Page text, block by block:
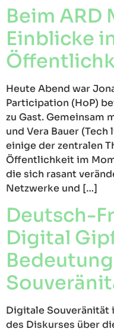
Beim ARD
Einblicke
Heute Abend war
Participation (HoP)
zu Gast. Gemeinsam
und Vera Bauer
einige der zentralen
Öffentlichkeit im
die sich rasant
Netzwerke und […]
Deutsch-
Digital
Digitale Souveränität
des Diskurses über